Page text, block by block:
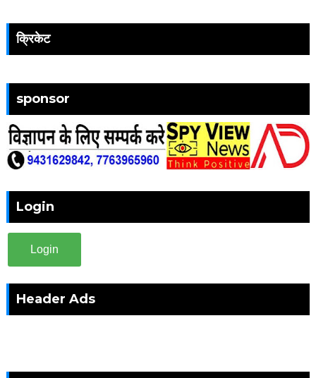
क्रिकेट
sponsor
Login
Login
Header Ads